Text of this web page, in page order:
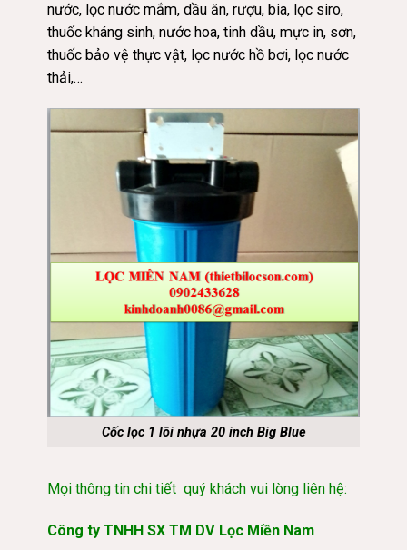
nước, lọc nước mắm, dầu ăn, rượu, bia, lọc siro,
thuốc kháng sinh, nước hoa, tinh dầu, mực in, sơn,
thuốc bảo vệ thực vật, lọc nước hồ bơi, lọc nước
thải,…
Cốc lọc 1 lõi nhựa 20 inch Big Blue
Mọi thông tin chi tiết quý khách vui lòng liên hệ:
Công ty TNHH SX TM DV Lọc Miền Nam